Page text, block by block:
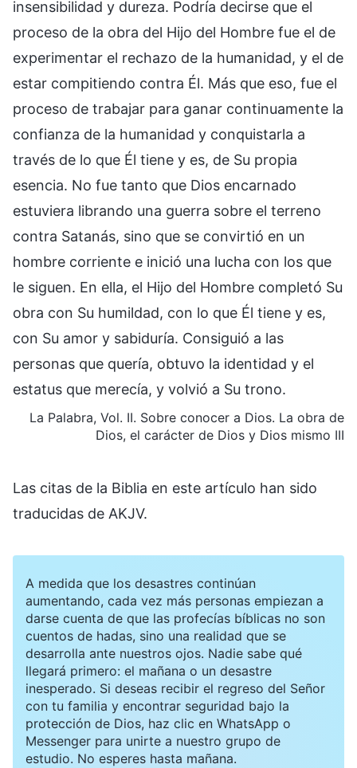
insensibilidad y dureza. Podría decirse que el
proceso de la obra del Hijo del Hombre fue el de
experimentar el rechazo de la humanidad, y el de
estar compitiendo contra Él. Más que eso, fue el
proceso de trabajar para ganar continuamente la
confianza de la humanidad y conquistarla a
través de lo que Él tiene y es, de Su propia
esencia. No fue tanto que Dios encarnado
estuviera librando una guerra sobre el terreno
contra Satanás, sino que se convirtió en un
hombre corriente e inició una lucha con los que
le siguen. En ella, el Hijo del Hombre completó Su
obra con Su humildad, con lo que Él tiene y es,
con Su amor y sabiduría. Consiguió a las
personas que quería, obtuvo la identidad y el
estatus que merecía, y volvió a Su trono.
La Palabra, Vol. II. Sobre conocer a Dios. La obra de
Dios, el carácter de Dios y Dios mismo III
Las citas de la Biblia en este artículo han sido
traducidas de AKJV.
A medida que los desastres continúan
aumentando, cada vez más personas empiezan a
darse cuenta de que las profecías bíblicas no son
cuentos de hadas, sino una realidad que se
desarrolla ante nuestros ojos. Nadie sabe qué
llegará primero: el mañana o un desastre
inesperado. Si deseas recibir el regreso del Señor
con tu familia y encontrar seguridad bajo la
protección de Dios, haz clic en WhatsApp o
Messenger para unirte a nuestro grupo de
estudio. No esperes hasta mañana.